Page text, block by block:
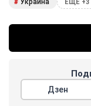
# Украина ЕЩЕ +3
Дзен